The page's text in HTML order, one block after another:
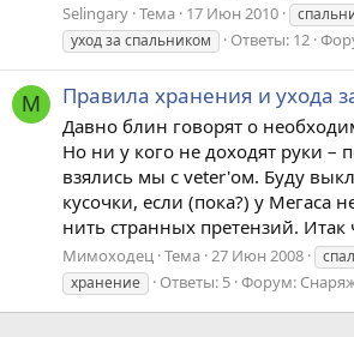
Selingary Тема 17 Июн 2010
уход за спальником
Ответы: 12
М Правила хранения и ухода
Давно блин говорят о
Но ни у кого не доходят руки –
взялись мы с veter'ом. Буду
кусочки, если (пока?) у Мегаса
нить странных претензий. Итак
Мимоходец Тема 27 Июн 2008
хранение
Ответы: 5 Форум: